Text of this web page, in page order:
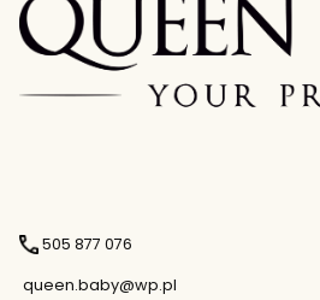
505 877 076
queen.baby@wp.pl